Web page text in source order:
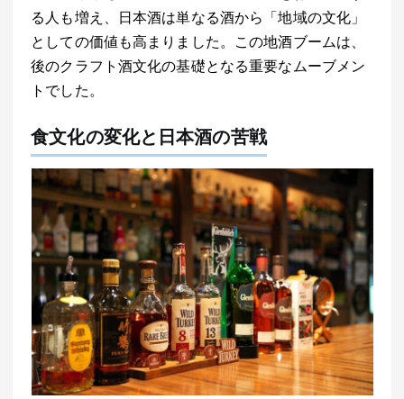
る人も増え、日本酒は単なる酒から「地域の文化」
としての価値も高まりました。この地酒ブームは、
後のクラフト酒文化の基礎となる重要なムーブメン
トでした。
食文化の変化と日本酒の苦戦